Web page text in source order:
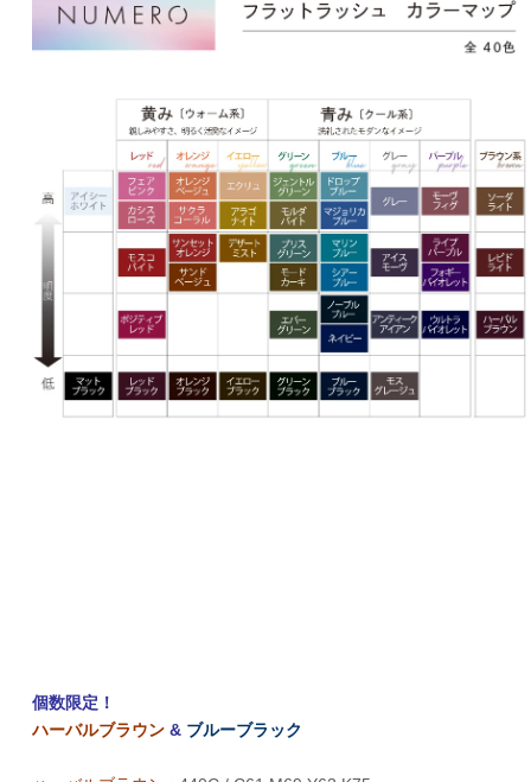
個数限定！
ハーバルブラウン & ブルーブラック